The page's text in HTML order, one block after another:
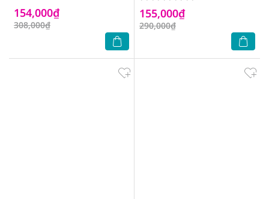
154,000₫
308,000₫
155,000₫
290,000₫